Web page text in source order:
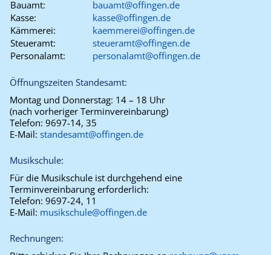
Bauamt:
bauamt@offingen.de
Kasse:
kasse@offingen.de
Kämmerei:
kaemmerei@offingen.de
Steueramt:
steueramt@offingen.de
Personalamt:
personalamt@offingen.de
Öffnungszeiten Standesamt:
Montag und Donnerstag: 14 – 18 Uhr
(nach vorheriger Terminvereinbarung)
Telefon: 9697-14, 35
E-Mail: standesamt@offingen.de
Musikschule:
Für die Musikschule ist durchgehend eine
Terminvereinbarung erforderlich:
Telefon: 9697-24, 11
E-Mail: musikschule@offingen.de
Rechnungen: